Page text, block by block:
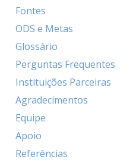
Fontes
ODS e Metas
Glossário
Perguntas Frequentes
Instituições Parceiras
Agradecimentos
Equipe
Apoio
Referências